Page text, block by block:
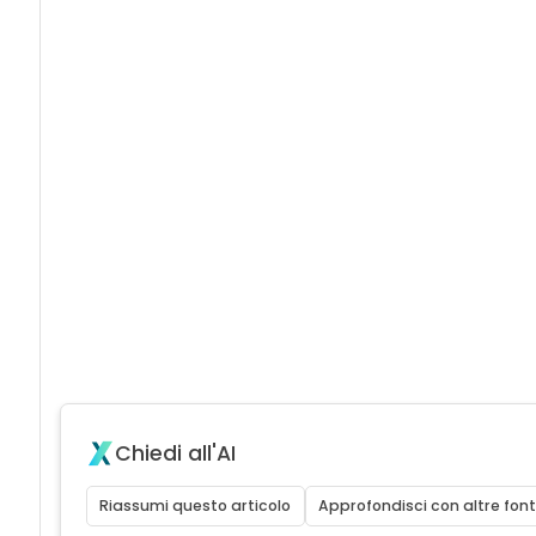
Chiedi all'AI
Riassumi questo articolo Approfondisci con altre